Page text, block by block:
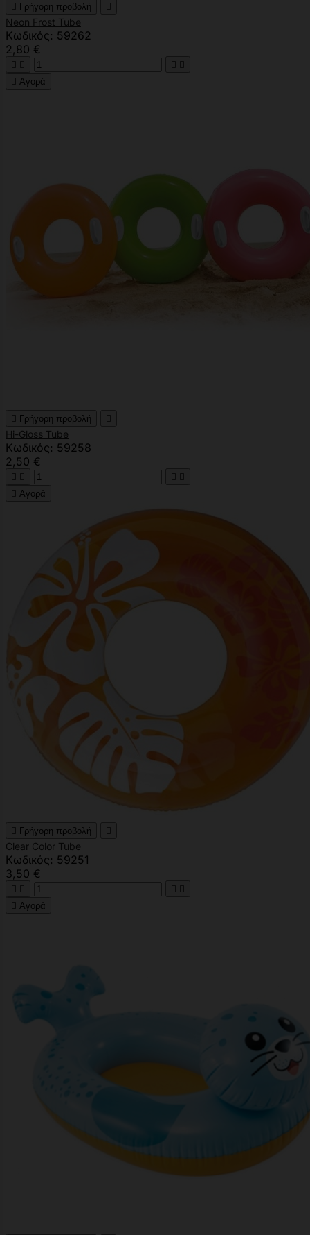
 Γρήγορη προβολή 
Neon Frost Tube
Κωδικός: 59262
2,80 €
   
 Αγορά
 Γρήγορη προβολή 
Hi-Gloss Tube
Κωδικός: 59258
2,50 €
   
 Αγορά
 Γρήγορη προβολή 
Clear Color Tube
Κωδικός: 59251
3,50 €
   
 Αγορά